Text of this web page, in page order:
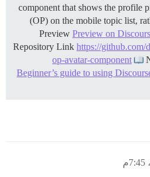
component that shows the profile
(OP) on the mobile topic list,
Preview Preview on
Repository Link https://github.com/
op-avatar-component
Beginner’s guide to using